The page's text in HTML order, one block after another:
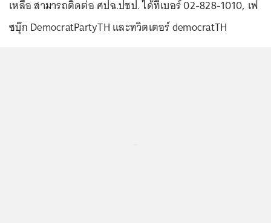
เหลือ สามารถติดต่อ ศปฉ.ปชป. ได้ที่เบอร์ 02-828-1010, เฟ
ซบุ๊ก DemocratPartyTH และทวิตเตอร์ democratTH